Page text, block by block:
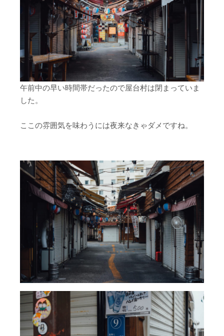
午前中の早い時間帯だったので屋台村は閉まっていま
した。
ここの雰囲気を味わうには夜来なきゃダメですね。